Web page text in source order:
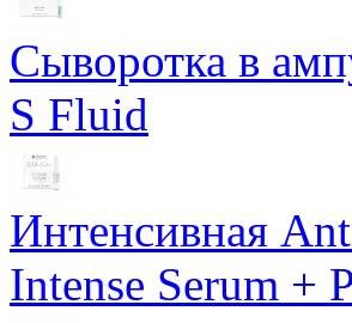
Сыворотка в
S Fluid
Интенсивная
Intense Serum +